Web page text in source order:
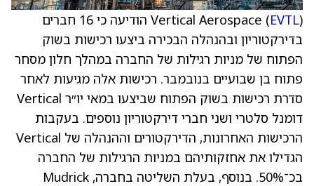
Vertical Aerospace (EVTL
) הודיעה כי 16 חברים
בדירקטוריון ובהנהלה הבכירה ביצעו רכישות בשוק
הפתוח של מניות רגילות של החברה במהלך חלון מסחר
פתוח בן שבועיים בנובמבר. רכישות אלה מגיעות לאחר
סדרת רכישות בשוק הפתוח שביצעו במאי יו״ר Vertical
דומנל סלטרי ושני חברי דירקטוריון נוספים. בעקבות
הרכישות האחרונות, הדירקטורים וההנהלה של Vertical
הגדילו את אחזקותיהם במניות הרגילות של החברה
בכ־50%. בנוסף, בעלת השליטה בחברה, Mudrick